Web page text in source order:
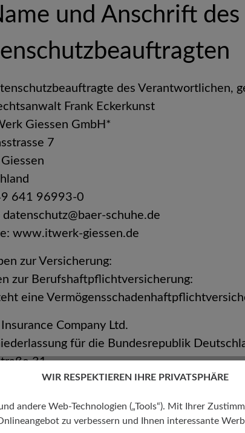
und Anschrift des
des Verantwortlichen,
Frank Eckerkunst
Giessen GmbH*
7
641 96993-0
datenschutz@baer-schuhe.de
www.itwerk-giessen.de
zur Versicherung:
zur Berufshaftpflichtversicherung:
eine
Company Ltd.
für die Bundesrepublik
31
München
Tätigkeit: Datenschutzbeauftragter
WIR RESPEKTIEREN IHRE PRIVATSPHÄRE
andere Web-Technologien („Tools“). Mit Ihrer
zu verbessern und Ihnen interessante